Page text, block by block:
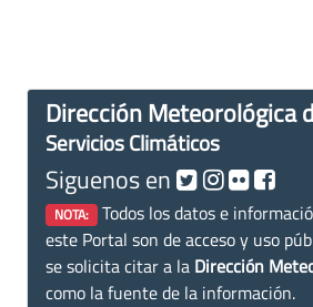
Dirección Meteorológica
Servicios Climáticos
Siguenos en
NOTA: Todos los datos e
este Portal son de acceso y uso
se solicita citar a la Dirección
como la fuente de la información.